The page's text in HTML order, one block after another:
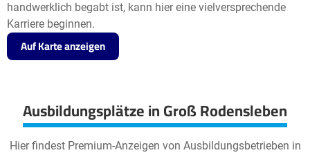
handwerklich begabt ist, kann hier eine vielversprechende
Karriere beginnen.
Auf Karte anzeigen
Ausbildungsplätze in Groß Rodensleben
Hier findest Premium-Anzeigen von Ausbildungsbetrieben in